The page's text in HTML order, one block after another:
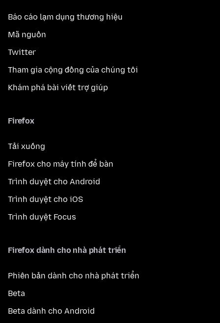
Báo cáo lạm dụng thương hiệu
Mã nguồn
Twitter
Tham gia cộng đồng của chúng tôi
Khám phá bài viết trợ giúp
Firefox
Tải xuống
Firefox cho máy tính để bàn
Trình duyệt cho Android
Trình duyệt cho iOS
Trình duyệt Focus
Firefox dành cho nhà phát triển
Phiên bản dành cho nhà phát triển
Beta
Beta dành cho Android